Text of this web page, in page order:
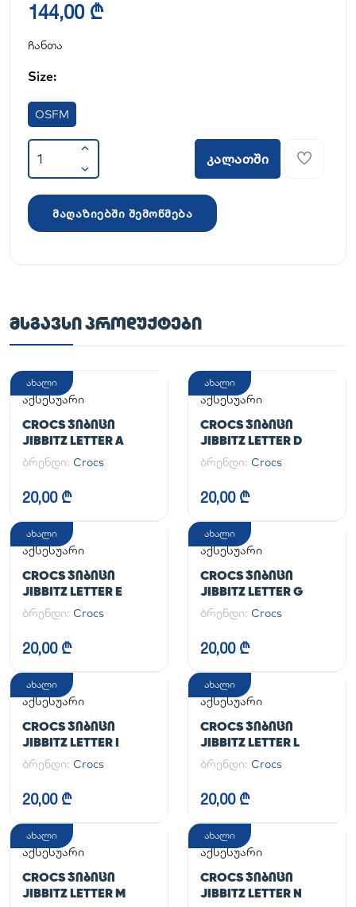
144,00 ₾
ჩანთა
Size:
OSFM
კალათში
მაღაზიებში შემოწმება
ᲛᲡᲒᲐᲕᲡᲘ ᲞᲠᲝᲓᲣᲥᲢᲔᲑᲘ
ახალი
აქსესუარი
CROCS ᲯᲘᲑᲘᲪᲘ
JIBBITZ LETTER A
ბრენდი: Crocs
20,00 ₾
ახალი
აქსესუარი
CROCS ᲯᲘᲑᲘᲪᲘ
JIBBITZ LETTER D
ბრენდი: Crocs
20,00 ₾
ახალი
აქსესუარი
CROCS ᲯᲘᲑᲘᲪᲘ
JIBBITZ LETTER E
ბრენდი: Crocs
20,00 ₾
ახალი
აქსესუარი
CROCS ᲯᲘᲑᲘᲪᲘ
JIBBITZ LETTER G
ბრენდი: Crocs
20,00 ₾
ახალი
აქსესუარი
CROCS ᲯᲘᲑᲘᲪᲘ
JIBBITZ LETTER I
ბრენდი: Crocs
20,00 ₾
ახალი
აქსესუარი
CROCS ᲯᲘᲑᲘᲪᲘ
JIBBITZ LETTER L
ბრენდი: Crocs
20,00 ₾
ახალი
აქსესუარი
CROCS ᲯᲘᲑᲘᲪᲘ
JIBBITZ LETTER M
ახალი
აქსესუარი
CROCS ᲯᲘᲑᲘᲪᲘ
JIBBITZ LETTER N